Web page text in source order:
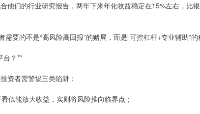
他们的行业研究报告，两年下来年化收益稳定在15%左右，比
要的不是“高风险高回报”的赌局，而是“可控杠杆+专业辅助”
台？**
资者需警惕三类陷阱：
似能放大收益，实则将风险推向临界点；